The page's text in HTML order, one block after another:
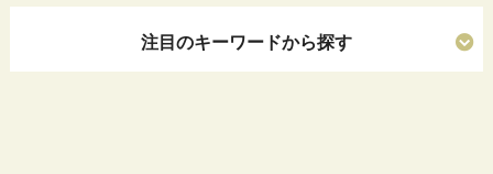
注目のキーワードから探す